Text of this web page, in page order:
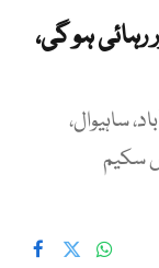
رہائی ہو گی،
ساہیوال،
سکیم